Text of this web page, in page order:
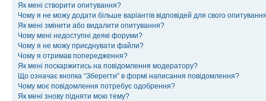
Як мені створити опитування?
Чому я не можу додати більше варіантів відповідей для свого
Як мені змінити або видалити опитування?
Чому мені недоступні деякі форуми?
Чому я не можу приєднувати файли?
Чому я отримав попередження?
Як мені поскаржитись на повідомлення модератору?
Що означає кнопка “Зберегти” в формі написання повідомлення?
Чому моє повідомлення потребує одобрення?
Як мені знову підняти мою тему?